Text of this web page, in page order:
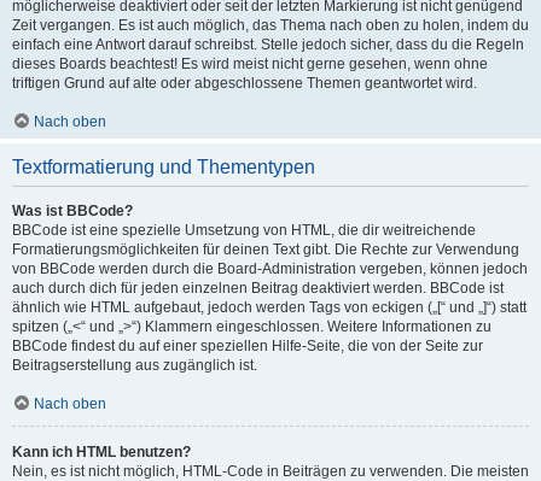
möglicherweise deaktiviert oder seit der letzten Markierung ist nicht genügend
Zeit vergangen. Es ist auch möglich, das Thema nach oben zu holen, indem du
einfach eine Antwort darauf schreibst. Stelle jedoch sicher, dass du die Regeln
dieses Boards beachtest! Es wird meist nicht gerne gesehen, wenn ohne
triftigen Grund auf alte oder abgeschlossene Themen geantwortet wird.
Nach oben
Textformatierung und Thementypen
Was ist BBCode?
BBCode ist eine spezielle Umsetzung von HTML, die dir weitreichende
Formatierungsmöglichkeiten für deinen Text gibt. Die Rechte zur Verwendung
von BBCode werden durch die Board-Administration vergeben, können jedoch
auch durch dich für jeden einzelnen Beitrag deaktiviert werden. BBCode ist
ähnlich wie HTML aufgebaut, jedoch werden Tags von eckigen („[“ und „]“) statt
spitzen („<“ und „>“) Klammern eingeschlossen. Weitere Informationen zu
BBCode findest du auf einer speziellen Hilfe-Seite, die von der Seite zur
Beitragserstellung aus zugänglich ist.
Nach oben
Kann ich HTML benutzen?
Nein, es ist nicht möglich, HTML-Code in Beiträgen zu verwenden. Die meisten